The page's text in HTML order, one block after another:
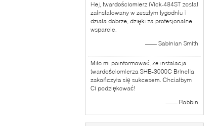
Hej, twardościomierz iVick-484ST został
zainstalowany w zeszłym tygodniu i
działa dobrze, dzięki za profesjonalne
wsparcie.
—— Sabinian Smith
Miło mi poinformować, że instalacja
twardościomierza SHB-3000C Brinella
zakończyła się sukcesem. Chciałbym
Ci podziękować!
—— Robbin